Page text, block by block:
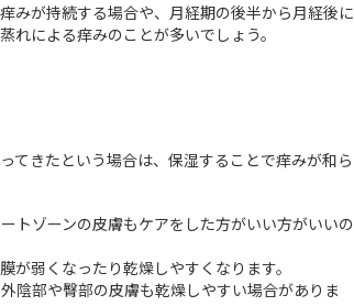
みが持続する場合や、月経期の後半から月経後に
による痒みのことが多いでしょう。
てきたという場合は、保湿することで痒みが和ら
トゾーンの皮膚もケアをした方がいい方がいいの
弱くなったり乾燥しやすくなります。
陰部や臀部の皮膚も乾燥しやすい場合がありま